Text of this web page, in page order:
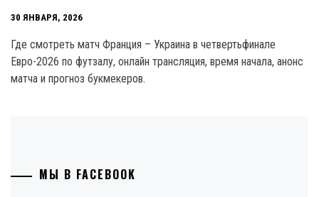
30 ЯНВАРЯ, 2026
Где смотреть матч Франция – Украина в четвертьфинале
Евро-2026 по футзалу, онлайн трансляция, время начала, анонс
матча и прогноз букмекеров.
МЫ В FACEBOOK